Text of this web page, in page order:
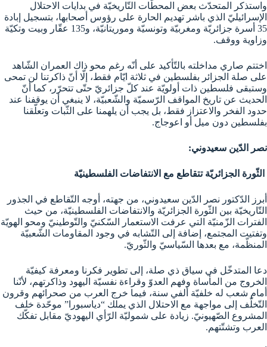
واستذكر المتحدّث بعض المحطّات التّاريخيّة في بدايات الاحتلال
الإسرائيليّ الذي باشر تهديم الحارة على رؤوس أصحابها، بتسجيل إبادة
35 أسرة جزائريّة ومغربيّة وتونسيّة وموريتانيّة، و135 عقّار وبيت وتكيّة
وزاوية ووقف.
اختتم صاري مداخلته بالتّأكيد على أنّه رغم محو ذاك العمران الشّاهد
على صلة الجزائر بفلسطين في ثلاثة ايّام فقط، إلّا أنّ ذاكرتنا لن تمحى
وستبقى فلسطين ذات أولويّة عند كلّ جزائريّ حتّى تتحرّر، كما أنّ
الحديث عن تاريخ المواقف الرّسميّة والشّعبيّة، لا ينبغي أن يوقفنا عند
حدود الفخر والاعتزاز فقط، بل يجب أن يلهمنا على الثّبات وتعلّقنا
بفلسطين دون ميل أو اعوجاج.
نصر الدّين سعيدوني:
الثّورة الجزائريّة تتقاطع مع الانتفاضات الفلسطينيّة
أبرز الدّكتور نصر الدّين سعيدوني، من جهته، أوجه التّقاطع في الجذور
التّاريخيّة بين الثّورة الجزائريّة والانتفاضات الفلسطينيّة، من حيث
الفترات الزّمنيّة التي عرفت الاستعمار السّكنيّ والتّوطينيّ ومحو الهويّة
وتفتيت المجتمع، إضافة إلى التّشابه في وجود المقاومات الشّعبيّة
المنظّمة، مع بعدها السّياسيّ والثّوريّ.
دعا المتدخّل في سياق ذي صلة، إلى تطوير فكرنا ومعرفة كيفيّة
الخروج من المأساة وفهم العدوّ وقراءة نفسيّة اليهود وذاكرتهم، لأنّنا
أمام شعب له خلفيّة ألفي سنة، فيما خرج العرب من صحرائهم وقرون
التّخلّف إلى مواجهة مع الاحتلال الذي يملك “دياسبورا” موحّدة خلف
المشروع الصّهيونيّ. زيادة على شموليّة الرّأي اليهوديّ مقابل تفكّك
العرب وتشتّتهم.